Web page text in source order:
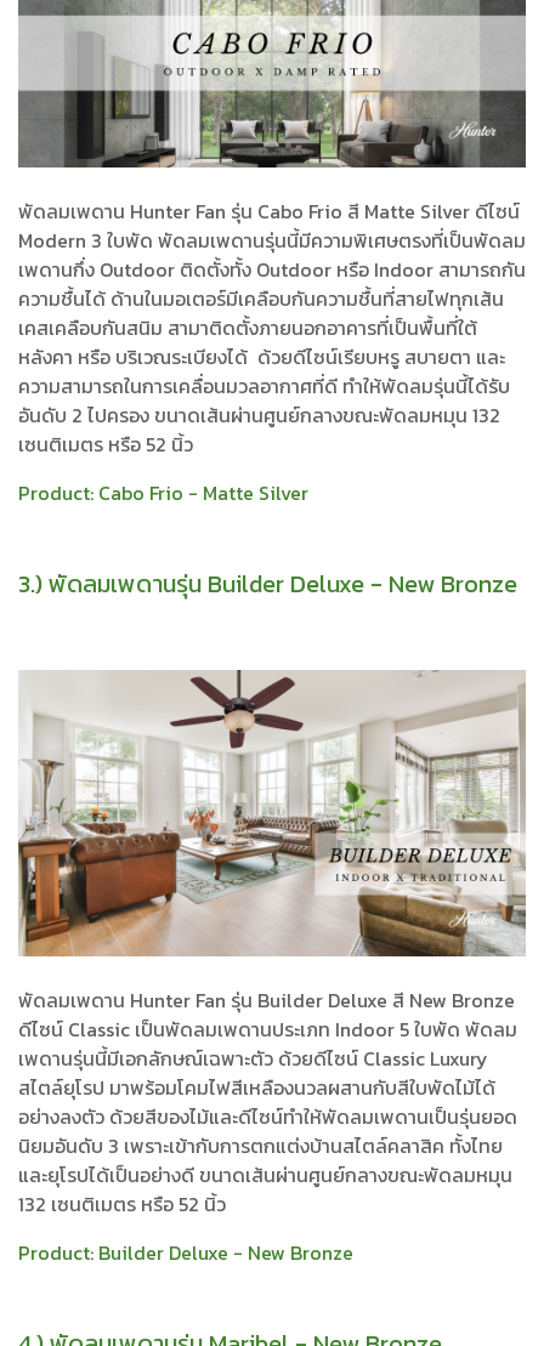
พัดลมเพดาน Hunter Fan รุ่น Cabo Frio สี Matte Silver ดีไซน์
Modern 3 ใบพัด พัดลมเพดานรุ่นนี้มีความพิเศษตรงที่เป็นพัดลม
เพดานกึ่ง Outdoor ติดตั้งทั้ง Outdoor หรือ Indoor สามารถกัน
ความชื้นได้ ด้านในมอเตอร์มีเคลือบกันความชื้นที่สายไฟทุกเส้น
เคสเคลือบกันสนิม สามาติดตั้งภายนอกอาคารที่เป็นพื้นที่ใต้
หลังคา หรือ บริเวณระเบียงได้ ด้วยดีไซน์เรียบหรู สบายตา และ
ความสามารถในการเคลื่อนมวลอากาศที่ดี ทำให้พัดลมรุ่นนี้ได้รับ
อันดับ 2 ไปครอง ขนาดเส้นผ่านศูนย์กลางขณะพัดลมหมุน 132
เซนติเมตร หรือ 52 นิ้ว
Product: Cabo Frio - Matte Silver
3.) พัดลมเพดานรุ่น Builder Deluxe - New Bronze
พัดลมเพดาน Hunter Fan รุ่น Builder Deluxe สี New Bronze
ดีไซน์ Classic เป็นพัดลมเพดานประเภท Indoor 5 ใบพัด พัดลม
เพดานรุ่นนี้มีเอกลักษณ์เฉพาะตัว ด้วยดีไซน์ Classic Luxury
สไตล์ยุโรป มาพร้อมโคมไฟสีเหลืองนวลผสานกับสีใบพัดไม้ได้
อย่างลงตัว ด้วยสีของไม้และดีไซน์ทำให้พัดลมเพดานเป็นรุ่นยอด
นิยมอันดับ 3 เพราะเข้ากับการตกแต่งบ้านสไตล์คลาสิค ทั้งไทย
และยุโรปได้เป็นอย่างดี ขนาดเส้นผ่านศูนย์กลางขณะพัดลมหมุน
132 เซนติเมตร หรือ 52 นิ้ว
Product: Builder Deluxe - New Bronze